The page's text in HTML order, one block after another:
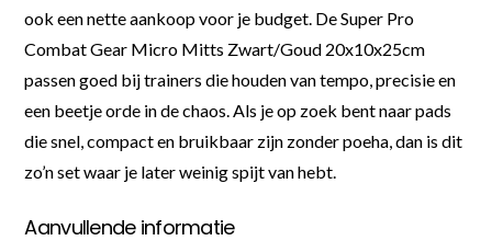
ook een nette aankoop voor je budget. De Super Pro
Combat Gear Micro Mitts Zwart/Goud 20x10x25cm
passen goed bij trainers die houden van tempo, precisie en
een beetje orde in de chaos. Als je op zoek bent naar pads
die snel, compact en bruikbaar zijn zonder poeha, dan is dit
zo’n set waar je later weinig spijt van hebt.
Aanvullende informatie